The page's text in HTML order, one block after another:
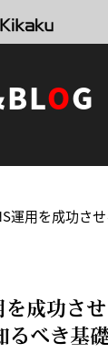
OG
を成功さ
るべき基